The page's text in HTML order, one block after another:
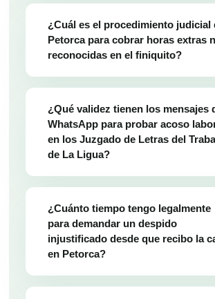
¿Cuál es el procedimiento judicial
Petorca para cobrar horas extras
reconocidas en el finiquito?
¿Qué validez tienen los mensajes
WhatsApp para probar acoso
en los Juzgado de Letras del
de La Ligua?
¿Cuánto tiempo tengo legalmente
para demandar un despido
injustificado desde que recibo la
en Petorca?